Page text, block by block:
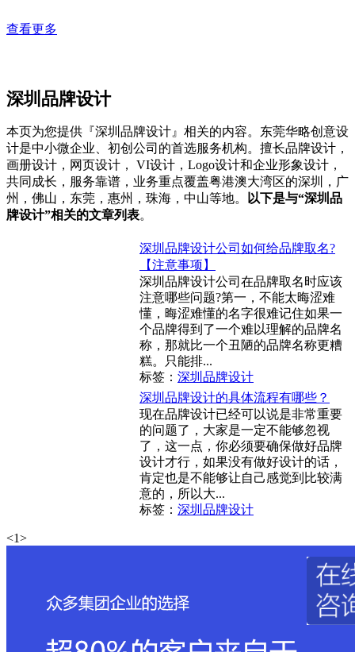
查看更多
深圳品牌设计
本页为您提供『深圳品牌设计』相关的内容。东莞华略创意设
计是中小微企业、初创公司的首选服务机构。擅长品牌设计，
画册设计，网页设计， VI设计，Logo设计和企业形象设计，
共同成长，服务靠谱，业务重点覆盖粤港澳大湾区的深圳，广
州，佛山，东莞，惠州，珠海，中山等地。
以下是与“深圳品
牌设计”相关的文章列表。
深圳品牌设计公司如何给品牌取名?
【注意事项】
深圳品牌设计公司在品牌取名时应该
注意哪些问题?第一，不能太晦涩难
懂，晦涩难懂的名字很难记住如果一
个品牌得到了一个难以理解的品牌名
称，那就比一个丑陋的品牌名称更糟
糕。只能排...
标签： 深圳品牌设计
深圳品牌设计的具体流程有哪些？
现在品牌设计已经可以说是非常重要
的问题了，大家是一定不能够忽视
了，这一点，你必须要确保做好品牌
设计才行，如果没有做好设计的话，
肯定也是不能够让自己感觉到比较满
意的，所以大...
标签： 深圳品牌设计
<1>